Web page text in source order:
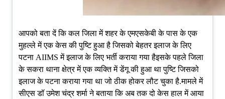
आपको बता दें कि कल जिला में शहर के एमएसकेबी के पास के एक
मुहल्ले में एक केस की पुष्टि हुआ है जिसको बेहतर इलाज के लिए
पटना AIIMS में इलाज के लिए भर्ती कराया गया हैइसके पहले जिला
के सकरा थाना क्षेत्र में एक व्यक्ति में डेंगू की हुआ था पुष्टि जिसको
इलाज के पटना कराया गया था जो ठीक होकर लौट चुका है.मामले में
सीएस डॉ उमेश चंद्र शर्मा ने बताया कि अब तक दो केस हाल में आया